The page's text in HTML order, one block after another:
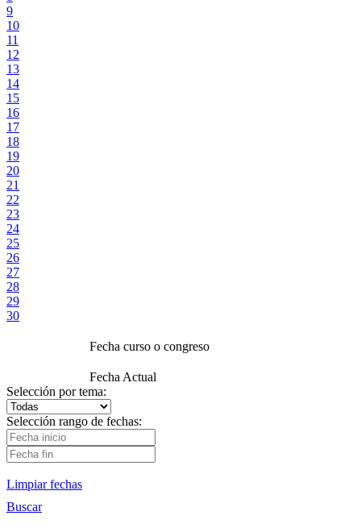
9
10
11
12
13
14
15
16
17
18
19
20
21
22
23
24
25
26
27
28
29
30
Fecha curso o congreso
Fecha Actual
Selección por tema:
Selección rango de fechas:
Limpiar fechas
Buscar